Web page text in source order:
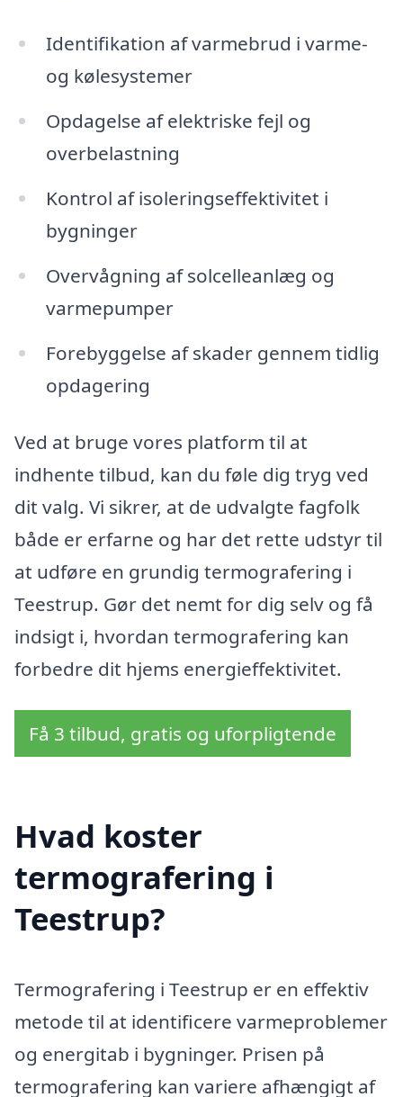
Identifikation af varmebrud i varme-
og kølesystemer
Opdagelse af elektriske fejl og
overbelastning
Kontrol af isoleringseffektivitet i
bygninger
Overvågning af solcelleanlæg og
varmepumper
Forebyggelse af skader gennem tidlig
opdagering
Ved at bruge vores platform til at
indhente tilbud, kan du føle dig tryg ved
dit valg. Vi sikrer, at de udvalgte fagfolk
både er erfarne og har det rette udstyr til
at udføre en grundig termografering i
Teestrup. Gør det nemt for dig selv og få
indsigt i, hvordan termografering kan
forbedre dit hjems energieffektivitet.
Få 3 tilbud, gratis og uforpligtende
Hvad koster
termografering i
Teestrup?
Termografering i Teestrup er en effektiv
metode til at identificere varmeproblemer
og energitab i bygninger. Prisen på
termografering kan variere afhængigt af